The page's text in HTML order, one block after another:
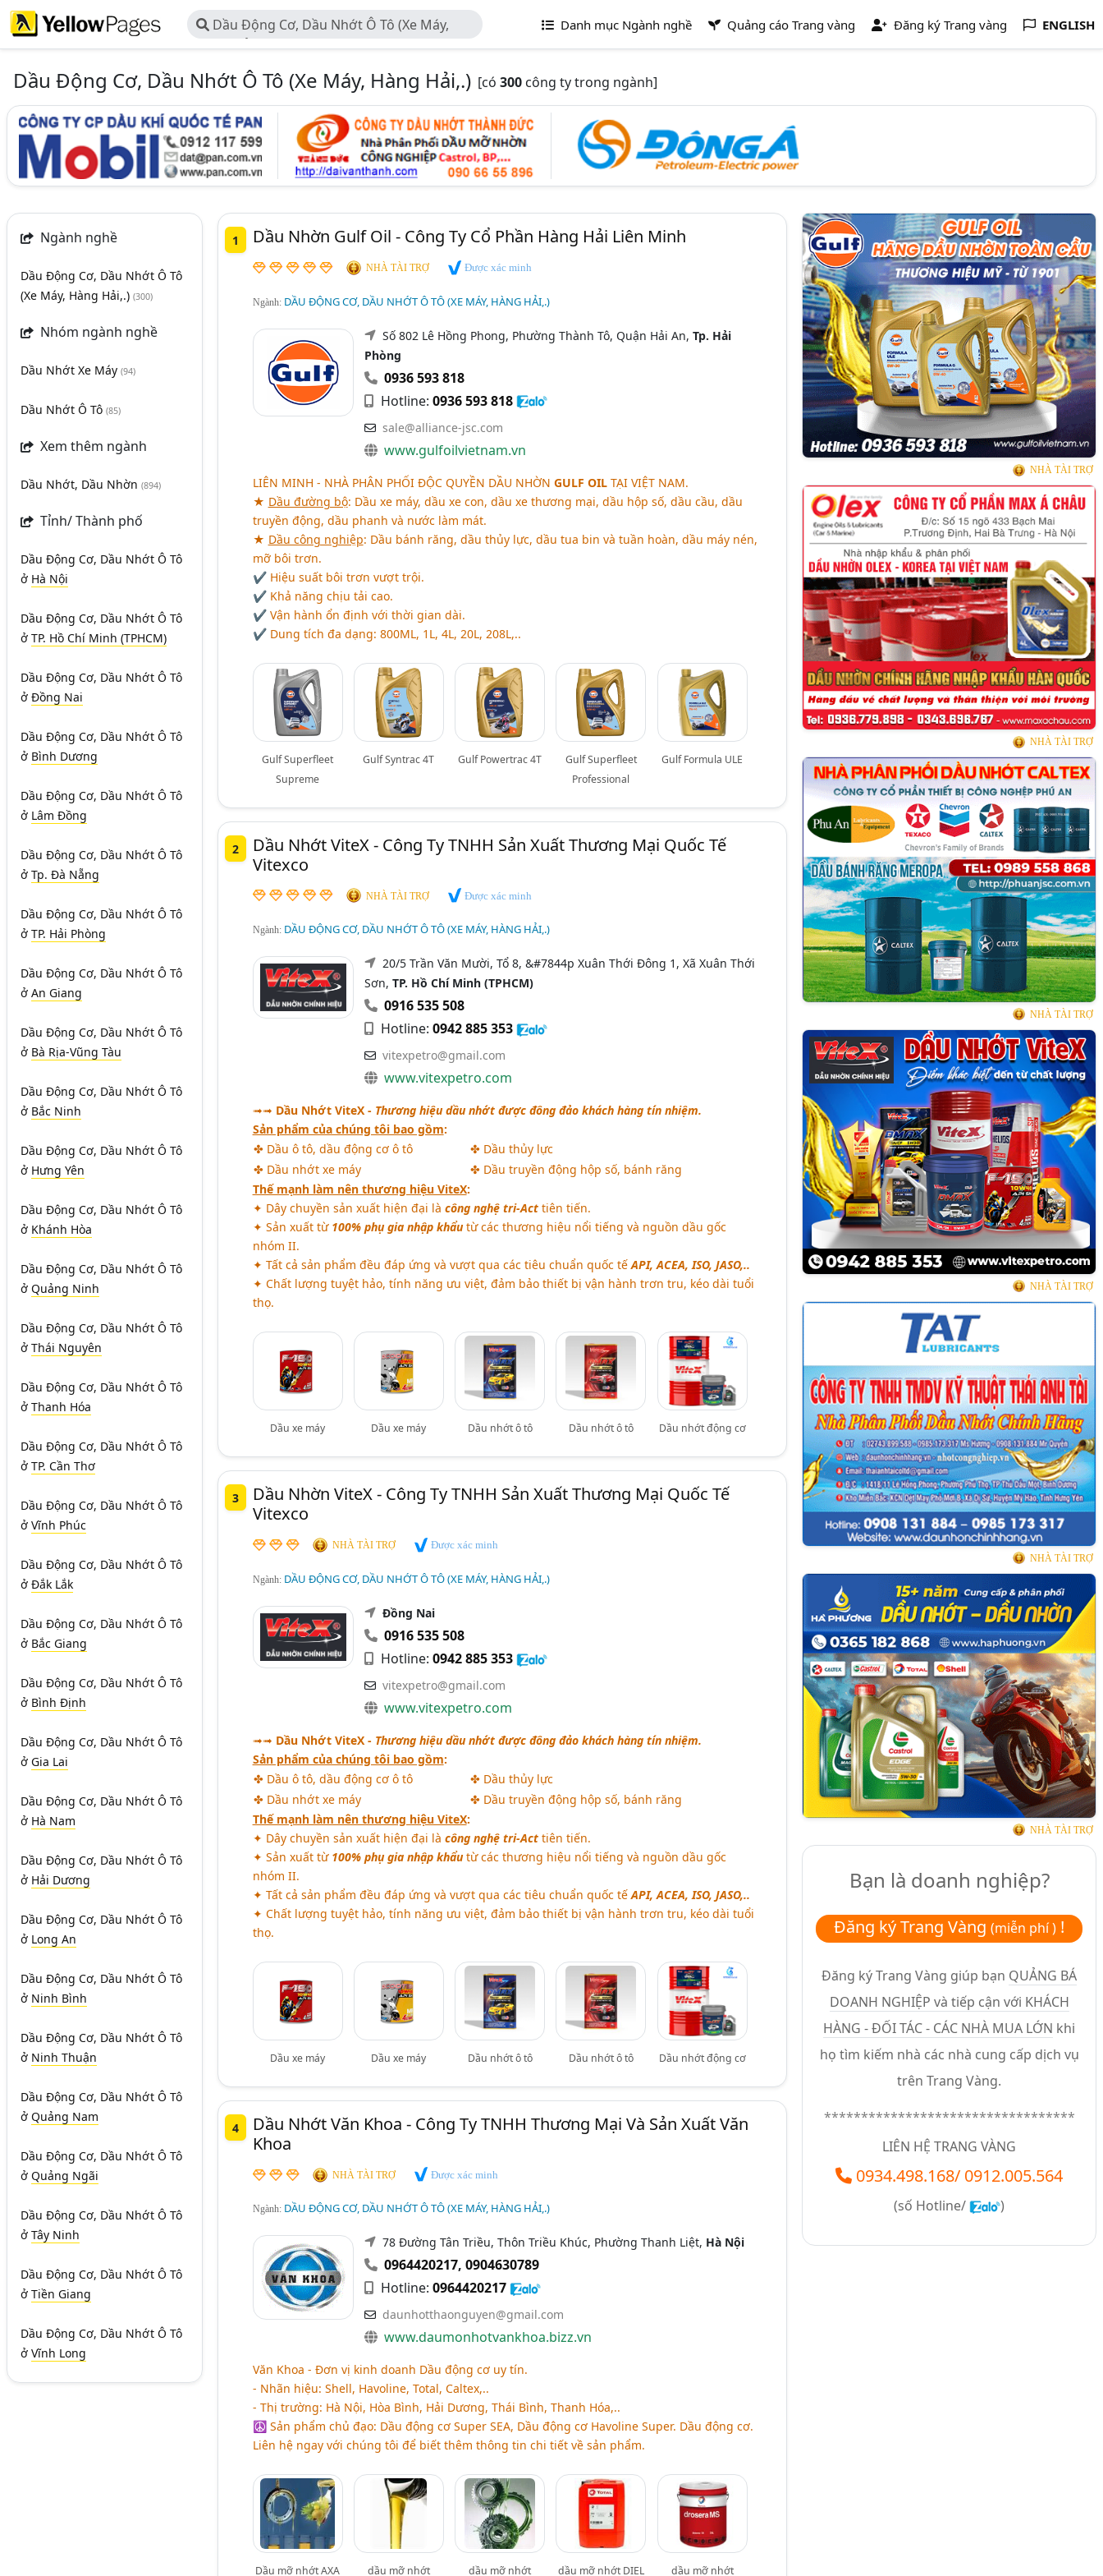
Dầu Động Cơ, Dầu Nhớt Ô Tô (Xe Máy,
Hàng Hải,.)
Danh mục Ngành nghề Quảng cáo Trang vàng Đăng ký Trang vàng ENGLISH
Dầu Động Cơ, Dầu Nhớt Ô Tô (Xe Máy, Hàng Hải,.) [có 300 công ty trong ngành]
Ngành nghề
Dầu Động Cơ, Dầu Nhớt Ô Tô
(Xe Máy, Hàng Hải,.) (300)
Nhóm ngành nghề
Dầu Nhớt Xe Máy (94)
Dầu Nhớt Ô Tô (85)
Xem thêm ngành
Dầu Nhớt, Dầu Nhờn (894)
Tỉnh/ Thành phố
Dầu Động Cơ, Dầu Nhớt Ô Tô
ở Hà Nội
Dầu Động Cơ, Dầu Nhớt Ô Tô
ở TP. Hồ Chí Minh (TPHCM)
Dầu Động Cơ, Dầu Nhớt Ô Tô
ở Đồng Nai
Dầu Động Cơ, Dầu Nhớt Ô Tô
ở Bình Dương
Dầu Động Cơ, Dầu Nhớt Ô Tô
ở Lâm Đồng
Dầu Động Cơ, Dầu Nhớt Ô Tô
ở Tp. Đà Nẵng
Dầu Động Cơ, Dầu Nhớt Ô Tô
ở TP. Hải Phòng
Dầu Động Cơ, Dầu Nhớt Ô Tô
ở An Giang
Dầu Động Cơ, Dầu Nhớt Ô Tô
ở Bà Rịa-Vũng Tàu
Dầu Động Cơ, Dầu Nhớt Ô Tô
ở Bắc Ninh
Dầu Động Cơ, Dầu Nhớt Ô Tô
ở Hưng Yên
Dầu Động Cơ, Dầu Nhớt Ô Tô
ở Khánh Hòa
Dầu Động Cơ, Dầu Nhớt Ô Tô
ở Quảng Ninh
Dầu Động Cơ, Dầu Nhớt Ô Tô
ở Thái Nguyên
Dầu Động Cơ, Dầu Nhớt Ô Tô
ở Thanh Hóa
Dầu Động Cơ, Dầu Nhớt Ô Tô
ở TP. Cần Thơ
Dầu Động Cơ, Dầu Nhớt Ô Tô
ở Vĩnh Phúc
Dầu Động Cơ, Dầu Nhớt Ô Tô
ở Đắk Lắk
Dầu Động Cơ, Dầu Nhớt Ô Tô
ở Bắc Giang
Dầu Động Cơ, Dầu Nhớt Ô Tô
ở Bình Định
Dầu Động Cơ, Dầu Nhớt Ô Tô
ở Gia Lai
Dầu Động Cơ, Dầu Nhớt Ô Tô
ở Hà Nam
Dầu Động Cơ, Dầu Nhớt Ô Tô
ở Hải Dương
Dầu Động Cơ, Dầu Nhớt Ô Tô
ở Long An
Dầu Động Cơ, Dầu Nhớt Ô Tô
ở Ninh Bình
Dầu Động Cơ, Dầu Nhớt Ô Tô
ở Ninh Thuận
Dầu Động Cơ, Dầu Nhớt Ô Tô
ở Quảng Nam
Dầu Động Cơ, Dầu Nhớt Ô Tô
ở Quảng Ngãi
Dầu Động Cơ, Dầu Nhớt Ô Tô
ở Tây Ninh
Dầu Động Cơ, Dầu Nhớt Ô Tô
ở Tiền Giang
Dầu Động Cơ, Dầu Nhớt Ô Tô
ở Vĩnh Long
1 Dầu Nhờn Gulf Oil - Công Ty Cổ Phần Hàng Hải Liên Minh
NHÀ TÀI TRỢ Được xác minh
Ngành: DẦU ĐỘNG CƠ, DẦU NHỚT Ô TÔ (XE MÁY, HÀNG HẢI,.)
Số 802 Lê Hồng Phong, Phường Thành Tô, Quận Hải An, Tp. Hải
Phòng
0936 593 818
Hotline: 0936 593 818
sale@alliance-jsc.com
www.gulfoilvietnam.vn
LIÊN MINH - NHÀ PHÂN PHỐI ĐỘC QUYỀN DẦU NHỜN GULF OILTẠI VIỆT NAM.
★ Dầu đường bộ: Dầu xe máy, dầu xe con, dầu xe thương mại, dầu hộp số, dầu cầu, dầu
truyền động, dầu phanh và nước làm mát.
★ Dầu công nghiệp: Dầu bánh răng, dầu thủy lực, dầu tua bin và tuần hoàn, dầu máy nén,
mỡ bôi trơn.
✔ Hiệu suất bôi trơn vượt trội.
✔ Khả năng chịu tải cao.
✔ Vận hành ổn định với thời gian dài.
✔ Dung tích đa dạng: 800ML, 1L, 4L, 20L, 208L,..
Gulf Superfleet
Supreme
Gulf Syntrac 4T Gulf Powertrac 4T
Gulf Superfleet
Professional
Gulf Formula ULE
2
Dầu Nhớt ViteX - Công Ty TNHH Sản Xuất Thương Mại Quốc Tế
Vitexco
NHÀ TÀI TRỢ Được xác minh
Ngành: DẦU ĐỘNG CƠ, DẦU NHỚT Ô TÔ (XE MÁY, HÀNG HẢI,.)
20/5 Trần Văn Mười, Tổ 8, &#7844p Xuân Thới Đông 1, Xã Xuân Thới
Sơn, TP. Hồ Chí Minh (TPHCM)
0916 535 508
Hotline: 0942 885 353
vitexpetro@gmail.com
www.vitexpetro.com
➟➟ Dầu Nhớt ViteX - Thương hiệu dầu nhớt được đông đảo khách hàng tín nhiệm.
Sản phẩm của chúng tôi bao gồm:
✤ Dầu ô tô, dầu động cơ ô tô
✤ Dầu thủy lực
✤ Dầu nhớt xe máy
✤ Dầu truyền động hộp số, bánh răng
Thế mạnh làm nên thương hiệu ViteX:
✦ Dây chuyền sản xuất hiện đại là công nghệ tri-Acttiên tiến.
✦ Sản xuất từ 100% phụ gia nhập khẩutừ các thương hiệu nổi tiếng và nguồn dầu gốc
nhóm II.
✦ Tất cả sản phẩm đều đáp ứng và vượt qua các tiêu chuẩn quốc tếAPI, ACEA, ISO, JASO,..
✦ Chất lượng tuyệt hảo, tính năng ưu việt, đảm bảo thiết bị vận hành trơn tru, kéo dài tuổi
thọ.
Dầu xe máy Dầu xe máy Dầu nhớt ô tô Dầu nhớt ô tô Dầu nhớt động cơ
3
Dầu Nhờn ViteX - Công Ty TNHH Sản Xuất Thương Mại Quốc Tế
Vitexco
NHÀ TÀI TRỢ Được xác minh
Ngành: DẦU ĐỘNG CƠ, DẦU NHỚT Ô TÔ (XE MÁY, HÀNG HẢI,.)
Đồng Nai
0916 535 508
Hotline: 0942 885 353
vitexpetro@gmail.com
www.vitexpetro.com
➟➟ Dầu Nhớt ViteX - Thương hiệu dầu nhớt được đông đảo khách hàng tín nhiệm.
Sản phẩm của chúng tôi bao gồm:
✤ Dầu ô tô, dầu động cơ ô tô
✤ Dầu thủy lực
✤ Dầu nhớt xe máy
✤ Dầu truyền động hộp số, bánh răng
Thế mạnh làm nên thương hiệu ViteX:
✦ Dây chuyền sản xuất hiện đại là công nghệ tri-Acttiên tiến.
✦ Sản xuất từ 100% phụ gia nhập khẩutừ các thương hiệu nổi tiếng và nguồn dầu gốc
nhóm II.
✦ Tất cả sản phẩm đều đáp ứng và vượt qua các tiêu chuẩn quốc tếAPI, ACEA, ISO, JASO,..
✦ Chất lượng tuyệt hảo, tính năng ưu việt, đảm bảo thiết bị vận hành trơn tru, kéo dài tuổi
thọ.
Dầu xe máy Dầu xe máy Dầu nhớt ô tô Dầu nhớt ô tô Dầu nhớt động cơ
4
Dầu Nhớt Văn Khoa - Công Ty TNHH Thương Mại Và Sản Xuất Văn
Khoa
NHÀ TÀI TRỢ Được xác minh
Ngành: DẦU ĐỘNG CƠ, DẦU NHỚT Ô TÔ (XE MÁY, HÀNG HẢI,.)
78 Đường Tân Triều, Thôn Triều Khúc, Phường Thanh Liệt, Hà Nội
0964420217, 0904630789
Hotline: 0964420217
daunhotthaonguyen@gmail.com
www.daumonhotvankhoa.bizz.vn
Văn Khoa - Đơn vị kinh doanh Dầu động cơ uy tín.
- Nhãn hiệu: Shell, Havoline, Total, Caltex,..
- Thị trường: Hà Nội, Hòa Bình, Hải Dương, Thái Bình, Thanh Hóa,..
☮ Sản phẩm chủ đạo: Dầu động cơ Super SEA, Dầu động cơ Havoline Super. Dầu động cơ.
Liên hệ ngay với chúng tôi để biết thêm thông tin chi tiết về sản phẩm.
Dầu mỡ nhớt AXA
dầu mỡ nhớt
dầu mỡ nhớt
dầu mỡ nhớt DIEL
dầu mỡ nhớt
NHÀ TÀI TRỢ
NHÀ TÀI TRỢ
NHÀ TÀI TRỢ
NHÀ TÀI TRỢ
NHÀ TÀI TRỢ
NHÀ TÀI TRỢ
Bạn là doanh nghiệp?
Đăng ký Trang Vàng(miễn phí ) !
Đăng ký Trang Vàng giúp bạn QUẢNG BÁ
DOANH NGHIỆP và tiếp cận với KHÁCH
HÀNG - ĐỐI TÁC - CÁC NHÀ MUA LỚN khi
họ tìm kiếm nhà các nhà cung cấp dịch vụ
trên Trang Vàng.
**********************************
LIÊN HỆ TRANG VÀNG
0934.498.168/ 0912.005.564
(số Hotline/ )